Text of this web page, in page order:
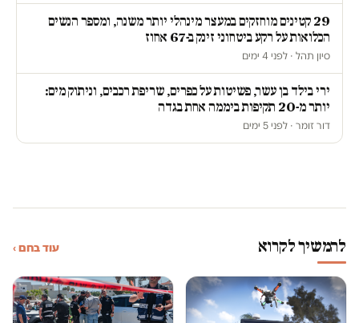
29 קטינים מוחזקים במעצר מינהלי יותר משנה, ומספר הנשים
הכלואות על רקע ביטחוני זינק ב-67 אחוז
סיון תהל · לפני 4 ימים
ירי בילד בן עשר, פשיטות על כפרים, שריפת רכבים, וניתוק מים:
יותר מ-20 תקיפות ביממה אחת בגדה
דור זומר · לפני 5 ימים
להמשיך לקרוא עוד בחם ›